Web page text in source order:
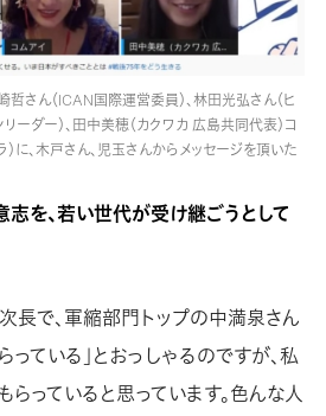
さん（ICAN国際運営委員）、林田光弘さん（ヒ
ーダー）、田中美穂（カクワカ 広島共同代表）コ
に、木戸さん、児玉さんからメッセージを頂いた
を、若い世代が受け継ごうとして
長で、軍縮部門トップの中満泉さん
っている」とおっしゃるのですが、私
っていると思っています。色んな人